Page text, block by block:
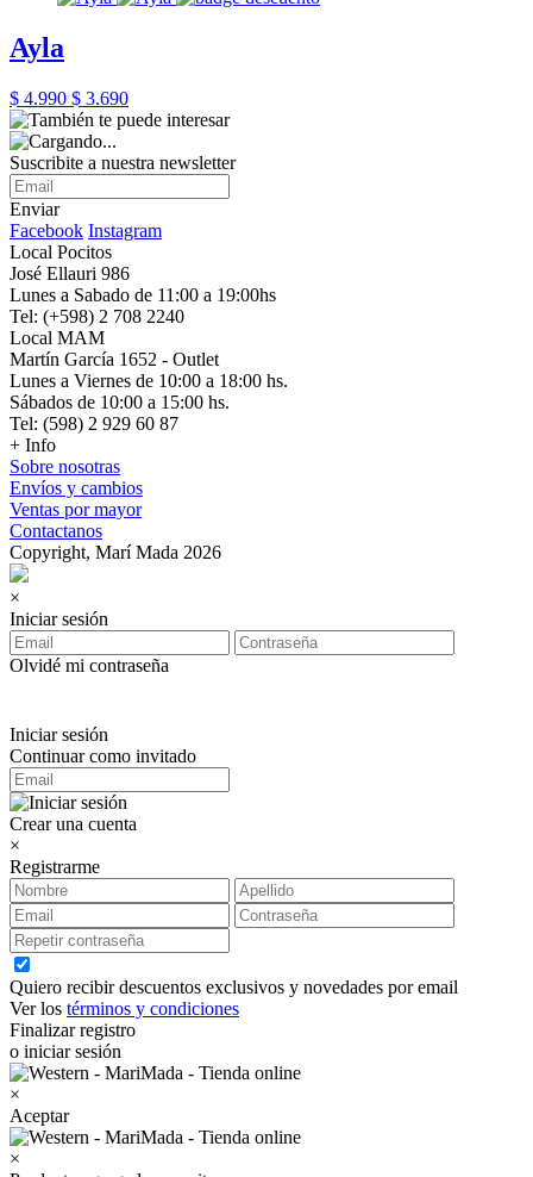
Ayla
$ 4.990 $ 3.690
Suscribite a nuestra newsletter
Enviar
Facebook Instagram
Local Pocitos
José Ellauri 986
Lunes a Sabado de 11:00 a 19:00hs
Tel: (+598) 2 708 2240
Local MAM
Martín García 1652 - Outlet
Lunes a Viernes de 10:00 a 18:00 hs.
Sábados de 10:00 a 15:00 hs.
Tel: (598) 2 929 60 87
+ Info
Sobre nosotras
Envíos y cambios
Ventas por mayor
Contactanos
Copyright, Marí Mada 2026
×
Iniciar sesión
Olvidé mi contraseña
Iniciar sesión
Continuar como invitado
Crear una cuenta
×
Registrarme
Quiero recibir descuentos exclusivos y novedades por email
Ver los términos y condiciones
Finalizar registro
o iniciar sesión
×
Aceptar
×